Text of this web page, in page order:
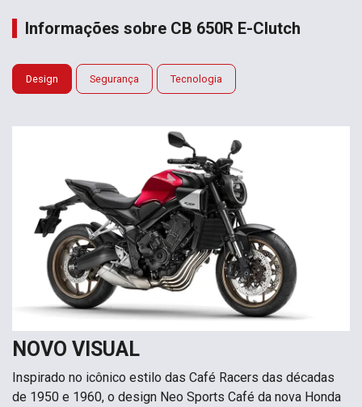
Informações sobre CB 650R E-Clutch
Design Segurança Tecnologia
NOVO VISUAL
Inspirado no icônico estilo das Café Racers das décadas
de 1950 e 1960, o design Neo Sports Café da nova Honda